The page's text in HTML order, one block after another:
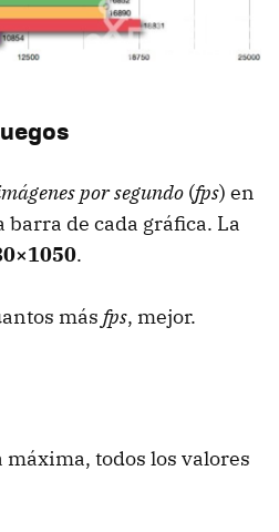
por segundo (fps) en
de cada gráfica. La
.
más fps, mejor.
todos los valores